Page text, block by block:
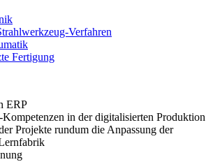
Verfahren
Fertigung
ERP
in der digitalisierten Produktion
Projekte rundum die Anpassung der